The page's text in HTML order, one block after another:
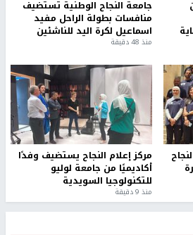
جامعة النجاح الوطنية تستضيف
منافسات بطولة الراحل مفيد
اسماعيل لكرة اليد للناشئين
منذ 48 دقيقة
النجاح مركز إعلام النجاح يستضيف وفدًا
أكاديميًا من جامعة لوليو
للتكنولوجيا السويدية
منذ 9 دقيقة